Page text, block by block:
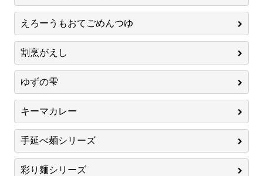
えろーうもおてごめんつゆ
割烹がえし
ゆずの雫
キーマカレー
手延べ麺シリーズ
彩り麺シリーズ